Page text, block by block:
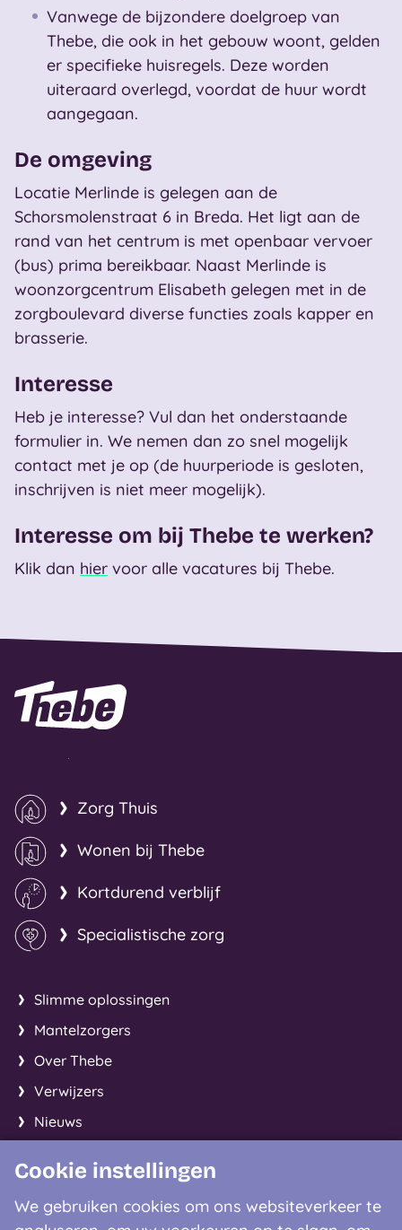
Cookie instellingen
We gebruiken cookies om ons websiteverkeer te
Vanwege de bijzondere doelgroep van
Thebe, die ook in het gebouw woont, gelden
er specifieke huisregels. Deze worden
uiteraard overlegd, voordat de huur wordt
aangegaan.
De omgeving
Locatie Merlinde is gelegen aan de
Schorsmolenstraat 6 in Breda. Het ligt aan de
rand van het centrum is met openbaar vervoer
(bus) prima bereikbaar. Naast Merlinde is
woonzorgcentrum Elisabeth gelegen met in de
zorgboulevard diverse functies zoals kapper en
brasserie.
Interesse
Heb je interesse? Vul dan het onderstaande
formulier in. We nemen dan zo snel mogelijk
contact met je op (de huurperiode is gesloten,
inschrijven is niet meer mogelijk).
Interesse om bij Thebe te werken?
Klik dan hier voor alle vacatures bij Thebe.
Naar homepage
Zorg Thuis
Wonen bij Thebe
Kortdurend verblijf
Specialistische zorg
Slimme oplossingen
Mantelzorgers
Over Thebe
Verwijzers
Nieuws